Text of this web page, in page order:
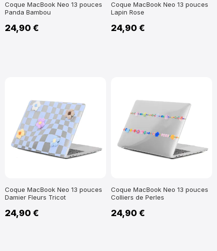
Coque MacBook Neo 13 pouces
Panda Bambou
24,90 €
Coque MacBook Neo 13 pouces
Lapin Rose
24,90 €
Coque MacBook Neo 13 pouces
Damier Fleurs Tricot
24,90 €
Coque MacBook Neo 13 pouces
Colliers de Perles
24,90 €